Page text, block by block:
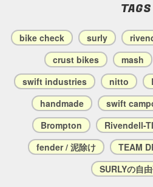
TAGS
bike check surly
crust bikes
mash
swift industries
nitto
handmade
swift
Brompton
Rivendell-
fender / 泥除け
TEAM
SURLYの自